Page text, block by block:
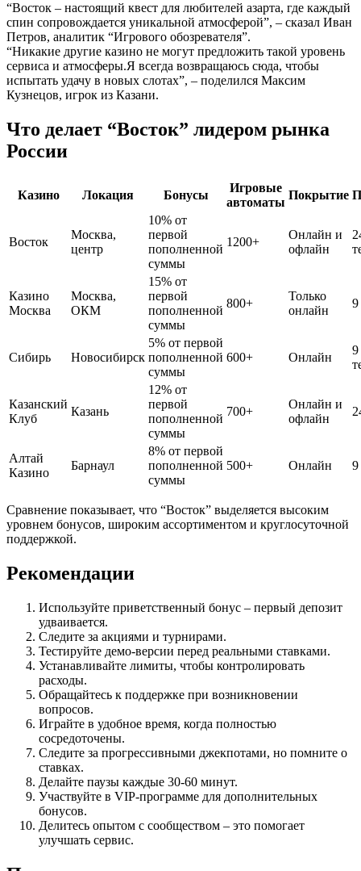
“Восток – настоящий квест для любителей азарта, где каждый
спин сопровождается уникальной атмосферой”, – сказал Иван
Петров, аналитик “Игрового обозревателя”.
“Никакие другие казино не могут предложить такой уровень
сервиса и атмосферы.Я всегда возвращаюсь сюда, чтобы
испытать удачу в новых слотах”, – поделился Максим
Кузнецов, игрок из Казани.
Что делает “Восток” лидером рынка
России
Казино Локация Бонусы
Игровые
автоматы
Покрытие
Восток
Москва,
центр
10% от
первой
пополненной
суммы
1200+
Онлайн и
офлайн
Казино
Москва
Москва,
ОКМ
15% от
первой
пополненной
суммы
800+
Только
онлайн
9
Сибирь Новосибирск
5% от первой
пополненной
суммы
600+ Онлайн
9
Казанский
Клуб
Казань
12% от
первой
пополненной
суммы
700+
Онлайн и
офлайн
Алтай
Казино
Барнаул
8% от первой
пополненной
суммы
500+ Онлайн 9
Сравнение показывает, что “Восток” выделяется высоким
уровнем бонусов, широким ассортиментом и круглосуточной
поддержкой.
Рекомендации
Используйте приветственный бонус – первый депозит
удваивается.
Следите за акциями и турнирами.
Тестируйте демо‑версии перед реальными ставками.
Устанавливайте лимиты, чтобы контролировать
расходы.
Обращайтесь к поддержке при возникновении
вопросов.
Играйте в удобное время, когда полностью
сосредоточены.
Следите за прогрессивными джекпотами, но помните о
ставках.
Делайте паузы каждые 30-60 минут.
Участвуйте в VIP‑программе для дополнительных
бонусов.
Делитесь опытом с сообществом – это помогает
улучшать сервис.